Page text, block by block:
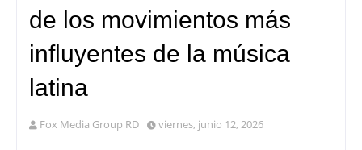
de los movimientos más
influyentes de la música
latina
Fox Media Group RD viernes, junio 12, 2026